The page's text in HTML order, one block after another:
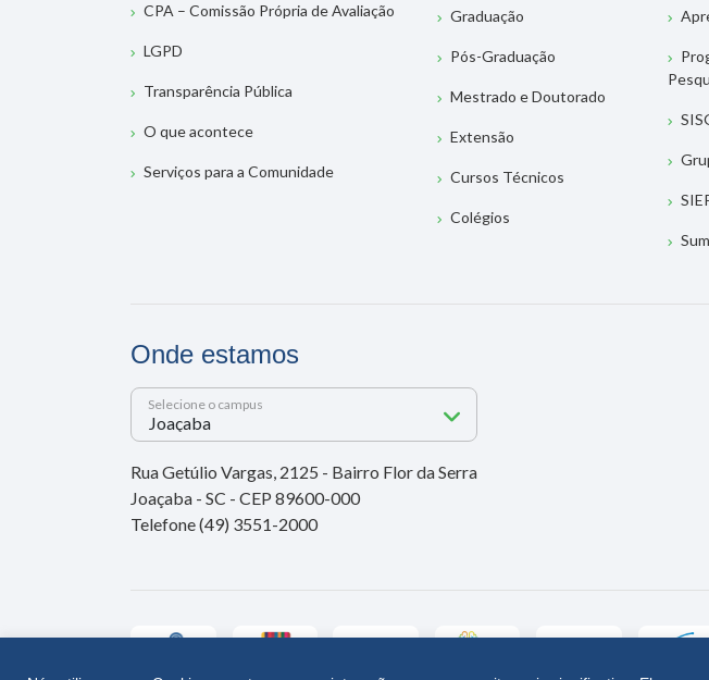
CPA – Comissão Própria de Avaliação
LGPD
Transparência Pública
O que acontece
Serviços para a Comunidade
Graduação
Pós-Graduação
Mestrado e Doutorado
Extensão
Cursos Técnicos
Colégios
Onde estamos
Selecione o campus
Rua Getúlio Vargas, 2125 - Bairro Flor da Serra
Joaçaba - SC - CEP 89600-000
Telefone (49) 3551-2000